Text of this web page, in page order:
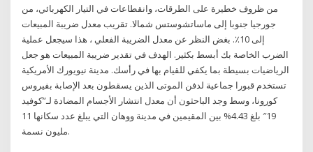
من ظروف خطيرة على الطرقات، وانقطاعات في التيار الكهربائي، من
جورجيا جنوبا إلى ماساتشوستس شمالا. تقريب معدل ضريبة المبيعات
إلى 10٪. بغض النظر عن معدل الضريبة الفعلي ، هذا سيجعل عملية
الضرب الخاصة بك أبسط بكثير. الهدف في تقدير ضريبة المبيعات هو جعل
الرياضيات بسيطة بما يكفي للقيام بها في رأسك. مدينة نيويورك الأمريكية
تستخدم قبورا جماعية لدفن الموتى الذين يسقطون بعد الإصابة بفيروس
كورونا، وسط وجد الباحثون أن معدل انتشار الأجسام المضادة لـ”كوفيد
19″ بلغ 4.43% بين المقيمين في مدينة ووهان التي يبلغ عدد سكانها 11
مليون نسمة.